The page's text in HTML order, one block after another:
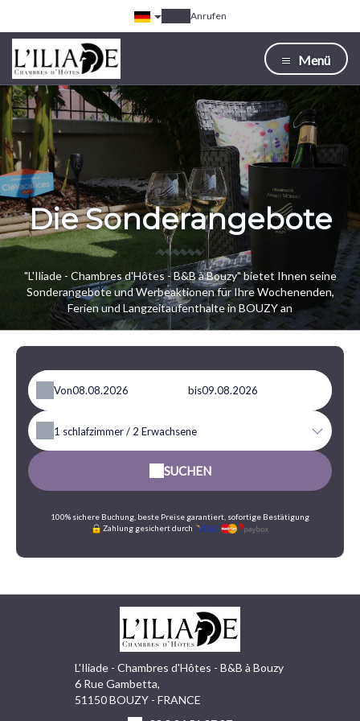
Anrufen
Menü
Die Sonderangebote
"L'Iliade - Chambres d'Hôtes - B&B à Bouzy" bietet Ihnen seine
Sonderangebote und Werbeaktionen für Ihre Wochenenden,
Ferien und Langzeitaufenthalte in BOUZY an
Von bis
1 schlafzimmer / 2 Erwachsene
SUCHEN
100% sichere Buchung, beste Preise garantiert, sofortige Bestätigung
Zahlung gesichert durch
L'Iliade - Chambres d'Hôtes - B&B à Bouzy
6 Rue Gambetta,
51150 BOUZY - FRANCE